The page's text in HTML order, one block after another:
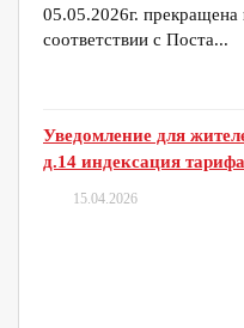
05.05.2026г. прекращена
соответствии с Поста...
Уведомление для
д.14 индексация
15.04.2026